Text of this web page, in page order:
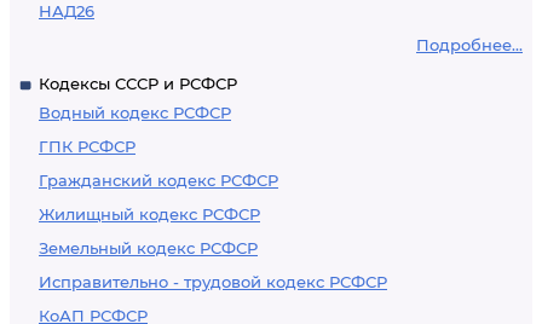
НАД26
Подробнее...
Кодексы СССР и РСФСР
Водный кодекс РСФСР
ГПК РСФСР
Гражданский кодекс РСФСР
Жилищный кодекс РСФСР
Земельный кодекс РСФСР
Исправительно - трудовой кодекс РСФСР
КоАП РСФСР